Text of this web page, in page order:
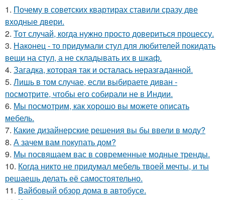
1. Почему в советских квартирах ставили сразу две
входные двери.
2. Тот случай, когда нужно просто довериться процессу.
3. Наконец - то придумали стул для любителей покидать
вещи на стул, а не складывать их в шкаф.
4. Загадка, которая так и осталась неразгаданной.
5. Лишь в том случае, если выбираете диван -
посмотрите, чтобы его собирали не в Индии.
6. Мы посмотрим, как хорошо вы можете описать
мебель.
7. Какие дизайнерские решения вы бы ввели в моду?
8. А зачем вам покупать дом?
9. Мы посвящаем вас в современные модные тренды.
10. Когда никто не придумал мебель твоей мечты, и ты
решаешь делать её самостоятельно.
11. Вайбовый обзор дома в автобусе.